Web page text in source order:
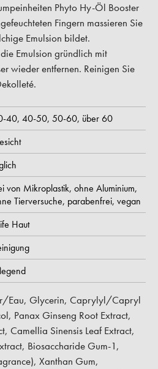
Phyto Hy-Öl Booster
Fingern massieren Sie
Emulsion bildet.
Emulsion gründlich mit
wieder entfernen. Reinigen Sie
40, 40-50, 50-60, über 60
von Mikroplastik, ohne Aluminium,
Tierversuche, parabenfrei, vegan
Haut
Eau, Glycerin, Caprylyl/Capryl
Panax Ginseng Root Extract,
Camellia Sinensis Leaf Extract,
Biosaccharide Gum-1,
Xanthan Gum,